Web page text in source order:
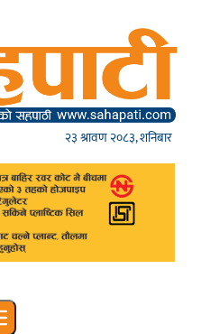
२३ श्रावण २०८३, शनिबार
main menu